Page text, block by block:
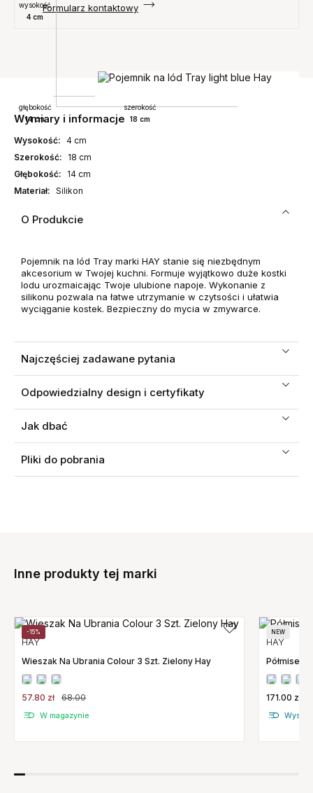
Formularz kontaktowy
Wymiary i informacje
wysokość
4 cm
szerokość
18 cm
głębokość
14 cm
Wysokość: 4 cm
Szerokość:
18 cm
Głębokość:
14 cm
Materiał: Silikon
O Produkcie
Pojemnik na lód Tray marki HAY stanie się niezbędnym
akcesorium w Twojej kuchni. Formuje wyjątkowo duże kostki
lodu urozmaicając Twoje ulubione napoje. Wykonanie z
silikonu pozwala na łatwe utrzymanie w czytsości i ułatwia
wyciąganie kostek. Bezpieczny do mycia w zmywarce.
Najczęściej zadawane pytania
Odpowiedzialny design i certyfikaty
Jak dbać
Pliki do pobrania
Inne produkty tej marki
-15%
HAY
Wieszak Na Ubrania Colour 3 Szt. Zielony Hay
57.80 zł 68.00
W magazynie
NEW
HAY
Półmisek
171.00 zł